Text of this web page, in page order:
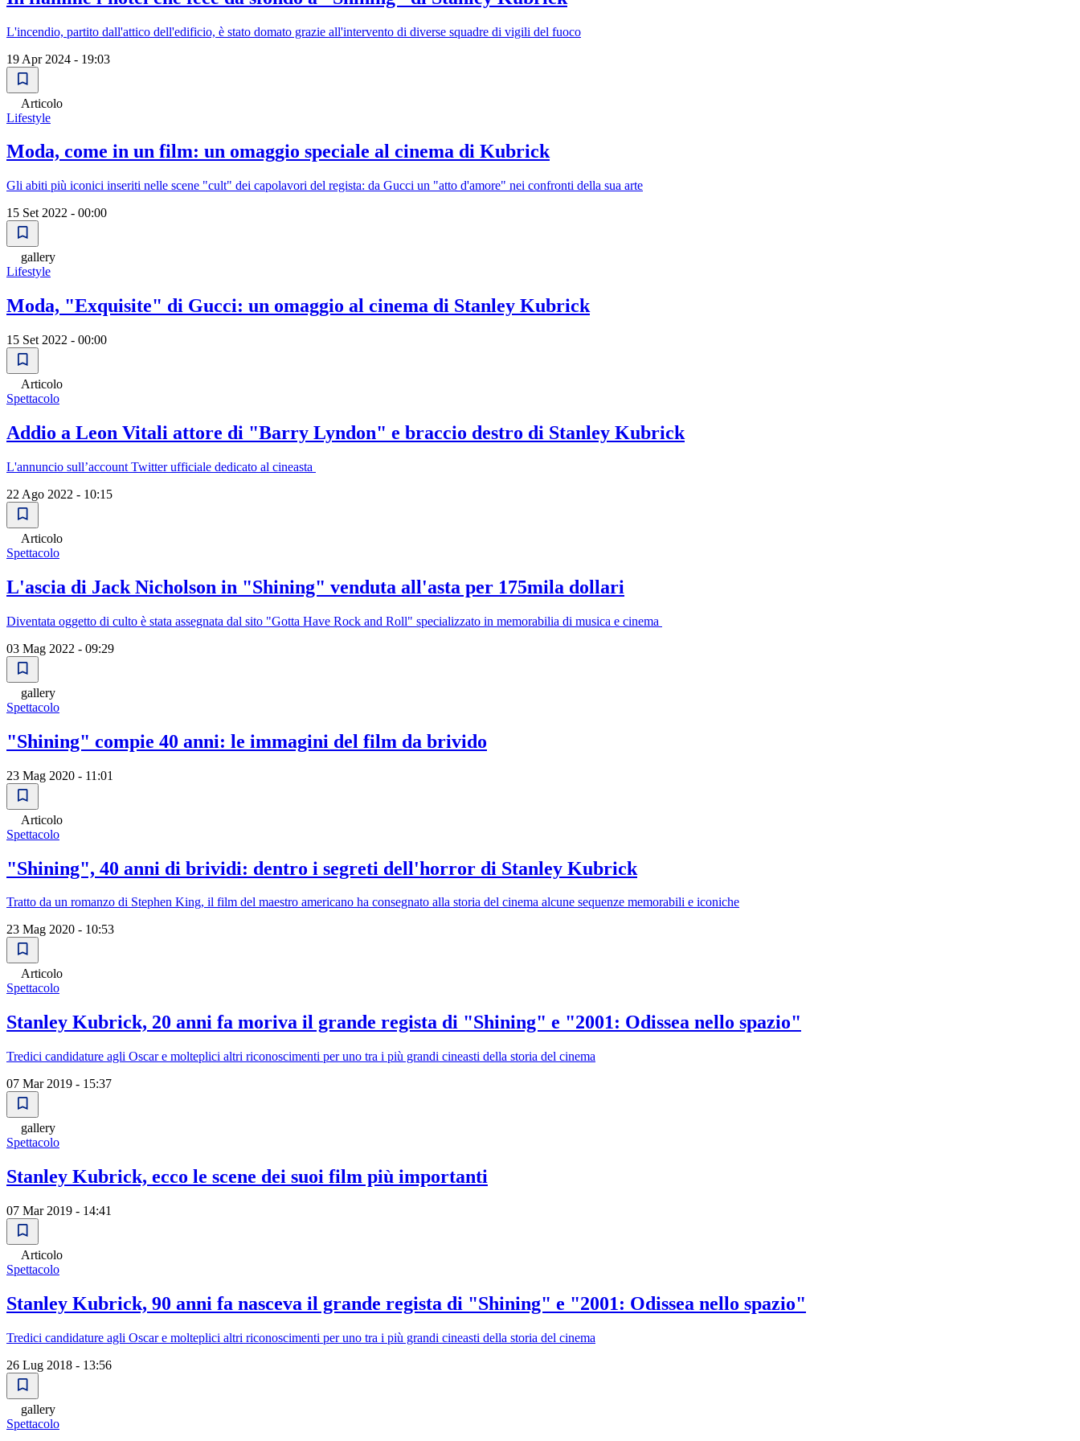
L'incendio, partito dall'attico dell'edificio, è stato domato grazie all'intervento di diverse squadre di vigili del fuoco
19 Apr 2024 - 19:03
Articolo
Lifestyle
Moda, come in un film: un omaggio speciale al cinema di Kubrick
Gli abiti più iconici inseriti nelle scene "cult" dei capolavori del regista: da Gucci un "atto d'amore" nei confronti della sua arte
15 Set 2022 - 00:00
gallery
Lifestyle
Moda, "Exquisite" di Gucci: un omaggio al cinema di Stanley Kubrick
15 Set 2022 - 00:00
Articolo
Spettacolo
Addio a Leon Vitali attore di "Barry Lyndon" e braccio destro di Stanley Kubrick
L'annuncio sull’account Twitter ufficiale dedicato al cineasta
22 Ago 2022 - 10:15
Articolo
Spettacolo
L'ascia di Jack Nicholson in "Shining" venduta all'asta per 175mila dollari
Diventata oggetto di culto è stata assegnata dal sito "Gotta Have Rock and Roll" specializzato in memorabilia di musica e cinema
03 Mag 2022 - 09:29
gallery
Spettacolo
"Shining" compie 40 anni: le immagini del film da brivido
23 Mag 2020 - 11:01
Articolo
Spettacolo
"Shining", 40 anni di brividi: dentro i segreti dell'horror di Stanley Kubrick
Tratto da un romanzo di Stephen King, il film del maestro americano ha consegnato alla storia del cinema alcune sequenze memorabili e iconiche
23 Mag 2020 - 10:53
Articolo
Spettacolo
Stanley Kubrick, 20 anni fa moriva il grande regista di "Shining" e "2001: Odissea nello spazio"
Tredici candidature agli Oscar e molteplici altri riconoscimenti per uno tra i più grandi cineasti della storia del cinema
07 Mar 2019 - 15:37
gallery
Spettacolo
Stanley Kubrick, ecco le scene dei suoi film più importanti
07 Mar 2019 - 14:41
Articolo
Spettacolo
Stanley Kubrick, 90 anni fa nasceva il grande regista di "Shining" e "2001: Odissea nello spazio"
Tredici candidature agli Oscar e molteplici altri riconoscimenti per uno tra i più grandi cineasti della storia del cinema
26 Lug 2018 - 13:56
gallery
Spettacolo